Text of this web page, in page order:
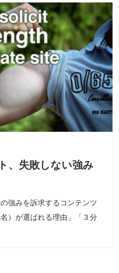
、失敗しない強み
強みを訴求するコンテンツ
）が選ばれる理由」「３分